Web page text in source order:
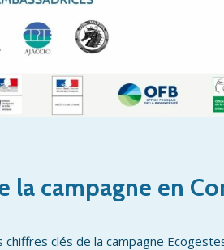
la campagne en
chiffres clés de la campagne